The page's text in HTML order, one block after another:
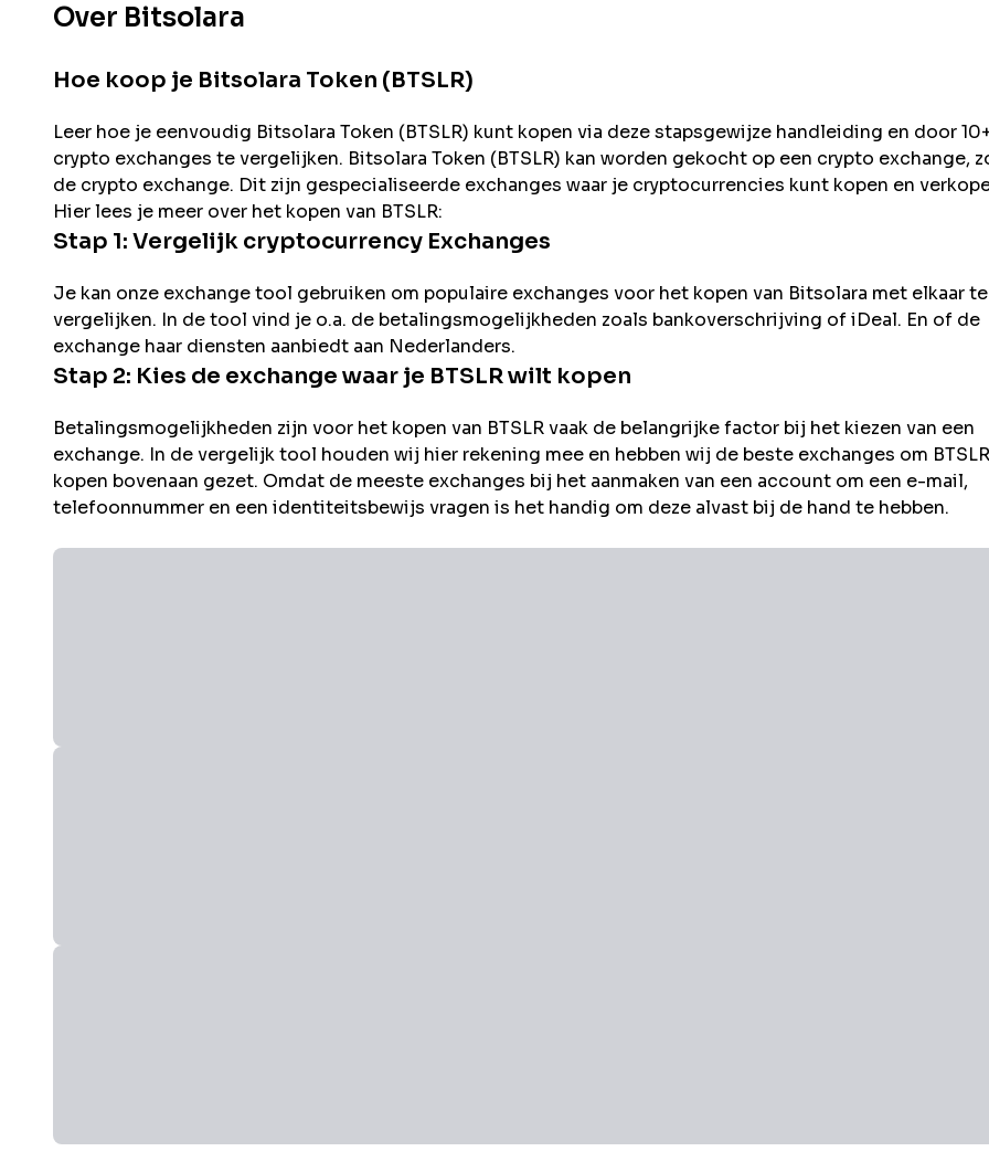
Over Bitsolara
Hoe koop je Bitsolara Token (BTSLR)
Leer hoe je eenvoudig Bitsolara Token (BTSLR) kunt kopen via deze stapsgewijze handleiding en door
crypto exchanges te vergelijken. Bitsolara Token (BTSLR) kan worden gekocht op een crypto exchange,
de crypto exchange. Dit zijn gespecialiseerde exchanges waar je cryptocurrencies kunt kopen en
Hier lees je meer over het kopen van BTSLR:
Stap 1: Vergelijk cryptocurrency Exchanges
Je kan onze exchange tool gebruiken om populaire exchanges voor het kopen van Bitsolara met elkaar te
vergelijken. In de tool vind je o.a. de betalingsmogelijkheden zoals bankoverschrijving of iDeal. En of de
exchange haar diensten aanbiedt aan Nederlanders.
Stap 2: Kies de exchange waar je BTSLRwilt kopen
Betalingsmogelijkheden zijn voor het kopen van BTSLRvaak de belangrijke factor bij het kiezen van een
exchange. In de vergelijk tool houden wij hier rekening mee en hebben wij de beste exchanges om BTSLR
kopen bovenaan gezet. Omdat de meeste exchanges bij het aanmaken van een account om een e-mail,
telefoonnummer en een identiteitsbewijs vragen is het handig om deze alvast bij de hand te hebben.